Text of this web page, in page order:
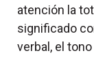
atención la
significado
verbal, el